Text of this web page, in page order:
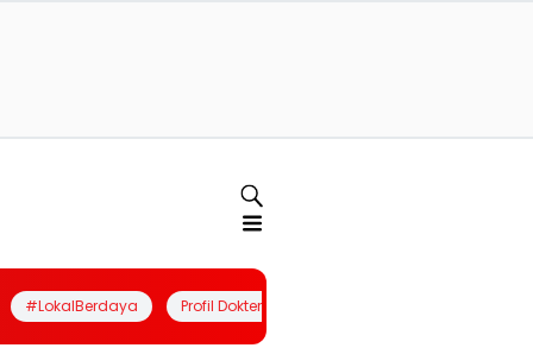
#LokalBerdaya Profil Dokter